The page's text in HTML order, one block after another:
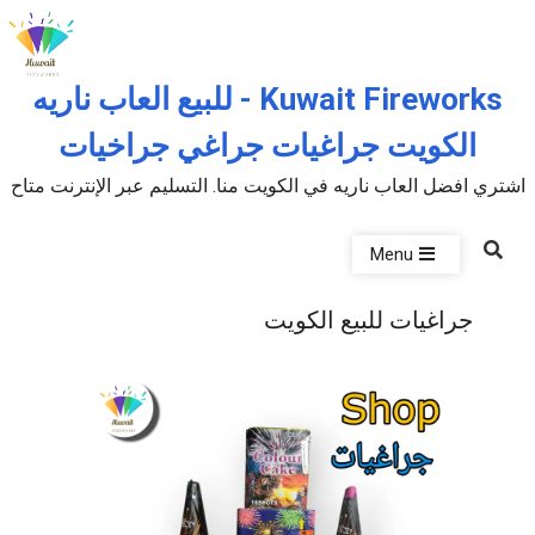
Kuwait Fireworks - للبيع العاب ناريه
الكويت جراغيات جراغي جراخيات
اشتري افضل العاب ناريه في الكويت منا. التسليم عبر الإنترنت متاح
Menu
جراغيات للبيع الكويت